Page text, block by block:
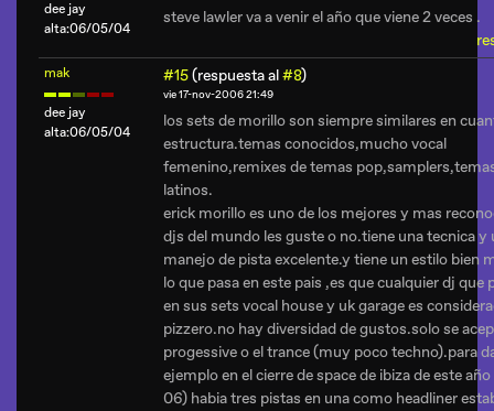
dee jay
alta:06/05/04
steve lawler va a venir el año que viene 2 veces .
mak
dee jay
alta:06/05/04
#15(respuesta al#8)
vie 17-nov-2006 21:49
los sets de morillo son siempre similares en
estructura.temas conocidos,mucho vocal
femenino,remixes de temas
latinos.
erick morillo es uno de los mejores y mas
djs del mundo les guste o no.tiene una tecnica y
manejo de pista excelente.y tiene un estilo bien
lo que pasa en este pais ,es que cualquier dj que
en sus sets vocal house y uk garage es
pizzero.no hay diversidad de gustos.solo se
progessive o el trance (muy poco techno).para
ejemplo en el cierre de space de ibiza de este año
06) habia tres pistas en una como headliner